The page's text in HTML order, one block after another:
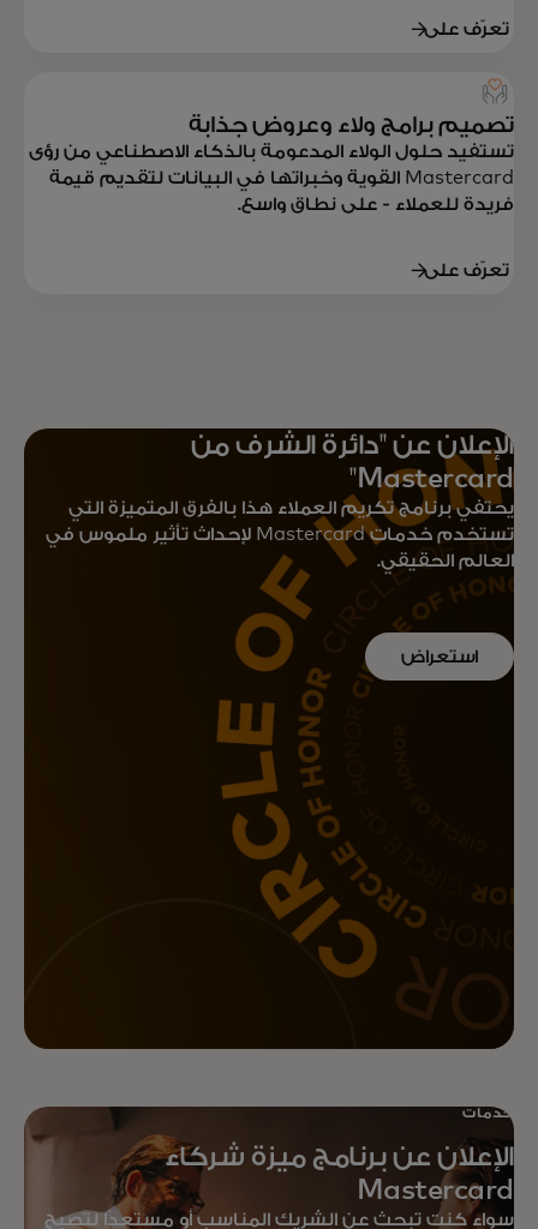
حقِّق عوائد أكبر على مبادراتك
التسويقية باستخدام حلول
البيانات والشاملة لجميع مراحل
تعرّف على
تصميم برامج ولاء وعروض جذابة
تستفيد حلول الولاء المدعومة بالذكاء الاصطناعي من رؤى
Mastercard القوية وخبراتها في البيانات لتقديم قيمة
فريدة للعملاء - على نطاق واسع.
تعرّف على
الإعلان عن "دائرة الشرف من
Mastercard"
يحتفي برنامج تكريم العملاء هذا بالفرق المتميزة التي
تستخدم خدمات Mastercard لإحداث تأثير ملموس في
العالم الحقيقي.
استعراض
خدمات
الإعلان عن برنامج ميزة شركاء
Mastercard
سواء كنت تبحث عن الشريك المناسب أو مستعدًا لتصبح